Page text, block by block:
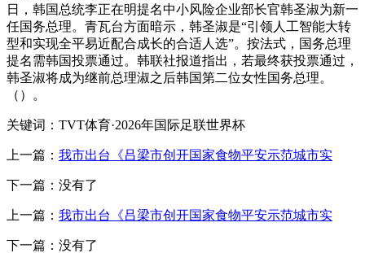
日，韩国总统李正在明提名中小风险企业部长官韩圣淑为新一
任国务总理。青瓦台方面暗示，韩圣淑是“引领人工智能大转
型和实现全平易近配合成长的合适人选”。按法式，国务总理
提名需韩国投票通过。韩联社报道指出，若最终获投票通过，
韩圣淑将成为继前总理淑之后韩国第二位女性国务总理。
（）。
关键词：TVT体育·2026年国际足联世界杯
上一篇： 我市出台《吕梁市创开国家食物平安示范城市实
下一篇：没有了
上一篇： 我市出台《吕梁市创开国家食物平安示范城市实
下一篇：没有了